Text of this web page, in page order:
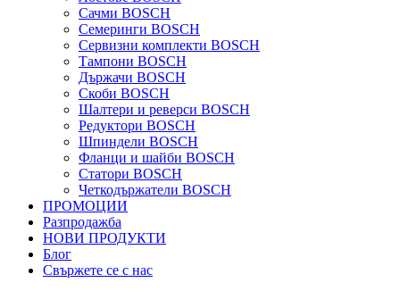
Сачми BOSCH
Семеринги BOSCH
Сервизни комплекти BOSCH
Тампони BOSCH
Държачи BOSCH
Скоби BOSCH
Шалтери и реверси BOSCH
Редуктори BOSCH
Шпиндели BOSCH
Фланци и шайби BOSCH
Статори BOSCH
Четкодържатели BOSCH
ПРОМОЦИИ
Разпродажба
НОВИ ПРОДУКТИ
Блог
Свържете се с нас